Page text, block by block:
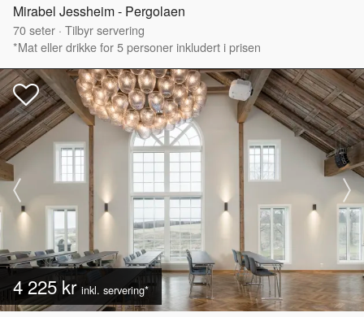
Mirabel Jessheim - Pergolaen
70seter · Tilbyr servering
*Mat eller drikke for 5 personer inkludert i prisen
4 225 kr inkl. servering*